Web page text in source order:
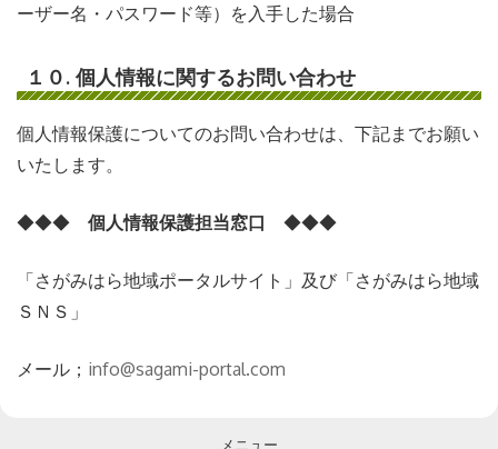
ーザー名・パスワード等）を入手した場合
１０. 個人情報に関するお問い合わせ
個人情報保護についてのお問い合わせは、下記までお願い
いたします。
◆◆◆ 個人情報保護担当窓口 ◆◆◆
「さがみはら地域ポータルサイト」及び「さがみはら地域
ＳＮＳ」
メール； info@sagami-portal.com
メニュー